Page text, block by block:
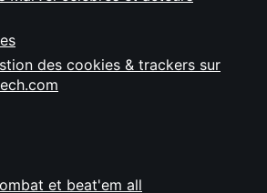
des cookies & trackers sur
et beat'em all